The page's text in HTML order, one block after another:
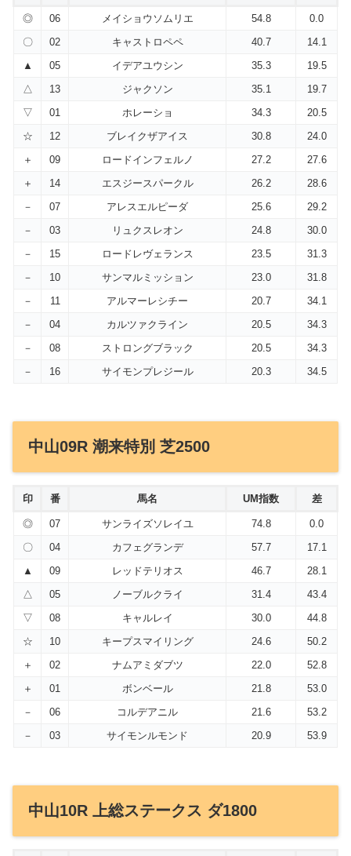
◎ 06 メイショウソムリエ 54.8
0.0
〇
02 キャストロペペ 40.7
14.1
▲
05 イデアユウシン 35.3
19.5
△
13 ジャクソン 35.1
19.7
▽
01 ホレーショ 34.3
20.5
☆
12 ブレイクザアイス 30.8
24.0
＋
09 ロードインフェルノ 27.2
27.6
＋
14 エスジースパークル 26.2
28.6
－
07 アレスエルピーダ 25.6
29.2
－
03 リュクスレオン 24.8
30.0
－
15 ロードレヴェランス 23.5
31.3
－
10 サンマルミッション 23.0
31.8
－
11 アルマーレシチー 20.7
34.1
－
04 カルツァクライン 20.5
34.3
－
08 ストロングブラック 20.5
34.3
－
16 サイモンプレジール 20.3 34.5
中山09R 潮来特別 芝2500
印 番 馬名 UM指数 差
◎ 07 サンライズソレイユ 74.8
0.0
〇
04 カフェグランデ 57.7
17.1
▲
09 レッドテリオス 46.7
28.1
△
05 ノーブルクライ 31.4
43.4
▽
08 キャルレイ 30.0
44.8
☆
10 キープスマイリング 24.6
50.2
＋
02 ナムアミダブツ 22.0
52.8
＋
01 ボンベール 21.8
53.0
－
06 コルデアニル 21.6
53.2
－
03 サイモンルモンド 20.9 53.9
中山10R 上総ステークス ダ1800